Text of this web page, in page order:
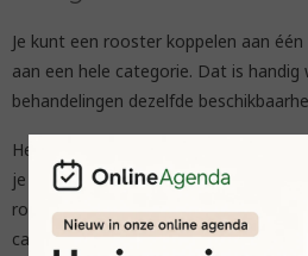
Je kunt een rooster koppelen aan
aan een hele categorie. Dat is handig
behandelingen dezelfde
Heb je bijvoorbeeld een categorie
je alleen op dinsdag en donderdag
rooster direct aan de categorie. Alle
categorie volgen dan hetzelfde